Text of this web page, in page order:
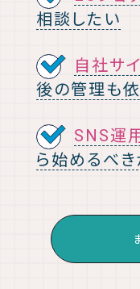
相談したい
自社サ
後の管理も
SNS運
ら始めるべ